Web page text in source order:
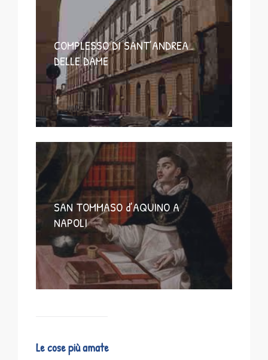
COMPLESSO DI SANT’ANDREA
DELLE DAME
SAN TOMMASO d’AQUINO A
NAPOLI
Le cose più amate